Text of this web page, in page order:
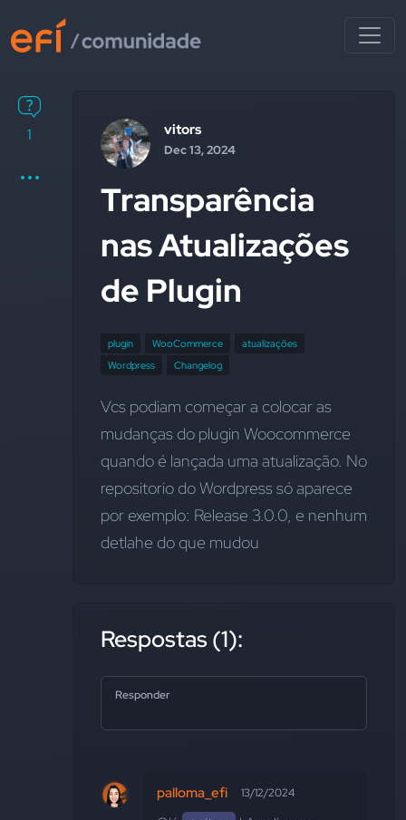
1 vitors
Dec 13, 2024
Transparência
nas Atualizações
de Plugin
plugin WooCommerce
atualizações
Wordpress
Changelog
Vcs podiam começar a colocar as
mudanças do plugin Woocommerce
quando é lançada uma atualização. No
repositorio do Wordpress só aparece
por exemplo: Release 3.0.0, e nenhum
detlahe do que mudou
Respostas (1):
Responder
palloma_efi 13/12/2024